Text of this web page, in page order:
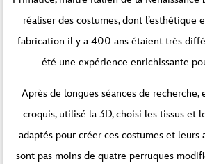
tiers.
Débloquer le contenu
réaliser des costumes, dont l’esthétique
fabrication il y a 400 ans étaient très
été une expérience enrichissante
Après de longues séances de recherche,
croquis, utilisé la 3D, choisi les tissus et
adaptés pour créer ces costumes et leurs
sont pas moins de quatre perruques